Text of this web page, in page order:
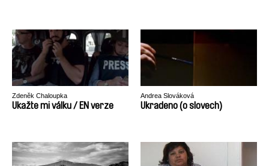
Zdeněk Chaloupka
Ukažte mi válku / EN verze
Andrea Slováková
Ukradeno (o slovech)